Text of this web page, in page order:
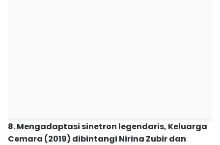
8. Mengadaptasi sinetron legendaris, Keluarga
Cemara (2019) dibintangi Nirina Zubir dan